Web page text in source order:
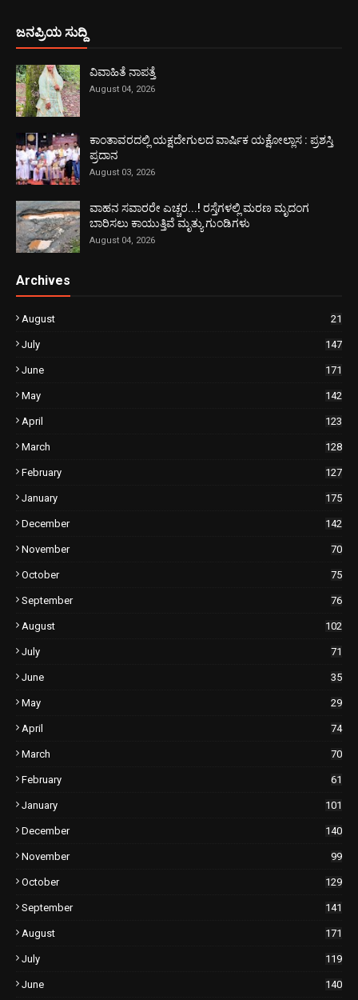
ಜನಪ್ರಿಯ ಸುದ್ದಿ
ವಿವಾಹಿತೆ ನಾಪತ್ತೆ
August 04, 2026
ಕಾಂತಾವರದಲ್ಲಿ ಯಕ್ಷದೇಗುಲದ ವಾರ್ಷಿಕ ಯಕ್ಷೋಲ್ಲಾಸ : ಪ್ರಶಸ್ತಿ
ಪ್ರದಾನ
August 03, 2026
ವಾಹನ ಸವಾರರೇ ಎಚ್ಚರ...! ರಸ್ತೆಗಳಲ್ಲಿ ಮರಣ ಮೃದಂಗ
ಬಾರಿಸಲು ಕಾಯುತ್ತಿವೆ ಮೃತ್ಯು ಗುಂಡಿಗಳು
August 04, 2026
Archives
August 21
July 147
June 171
May 142
April 123
March 128
February 127
January 175
December 142
November 70
October 75
September 76
August 102
July 71
June 35
May 29
April 74
March 70
February 61
January 101
December 140
November 99
October 129
September 141
August 171
July 119
June 140